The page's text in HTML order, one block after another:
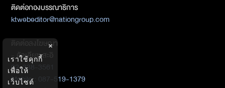
ติดต่อกองบรรณาธิการ
ktwebeditor@nationgroup.com
ติดต่อลงโฆษณา
- อัลเลียซ สะอิ
02-338-3561
Mobile : 087-519-1379
×
เราใช้คุกกี้
เพื่อให้
เว็บไซต์